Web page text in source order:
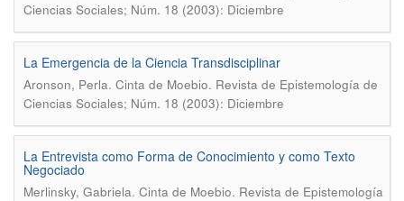
Ciencias Sociales; Núm. 18 (2003): Diciembre
La Emergencia de la Ciencia Transdisciplinar
Aronson, Perla. Cinta de Moebio. Revista de Epistemología de
Ciencias Sociales; Núm. 18 (2003): Diciembre
La Entrevista como Forma de Conocimiento y como Texto
Negociado
Merlinsky, Gabriela. Cinta de Moebio. Revista de Epistemología